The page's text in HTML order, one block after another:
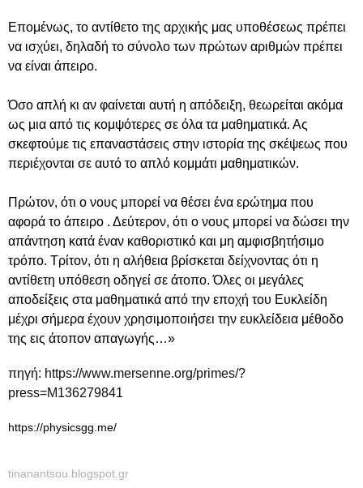
Επομένως, το αντίθετο της αρχικής μας υποθέσεως πρέπει
να ισχύει, δηλαδή το σύνολο των πρώτων αριθμών πρέπει
να είναι άπειρο.
Όσο απλή κι αν φαίνεται αυτή η απόδειξη, θεωρείται ακόμα
ως μια από τις κομψότερες σε όλα τα μαθηματικά. Ας
σκεφτούμε τις επαναστάσεις στην ιστορία της σκέψεως που
περιέχονται σε αυτό το απλό κομμάτι μαθηματικών.
Πρώτον, ότι ο νους μπορεί να θέσει ένα ερώτημα που
αφορά το άπειρο . Δεύτερον, ότι ο νους μπορεί να δώσει την
απάντηση κατά έναν καθοριστικό και μη αμφισβητήσιμο
τρόπο. Τρίτον, ότι η αλήθεια βρίσκεται δείχνοντας ότι η
αντίθετη υπόθεση οδηγεί σε άτοπο. Όλες οι μεγάλες
αποδείξεις στα μαθηματικά από την εποχή του Ευκλείδη
μέχρι σήμερα έχουν χρησιμοποιήσει την ευκλείδεια μέθοδο
της εις άτοπον απαγωγής…»
πηγή: https://www.mersenne.org/primes/?
press=M136279841
https://physicsgg.me/
tinanantsou.blogspot.gr